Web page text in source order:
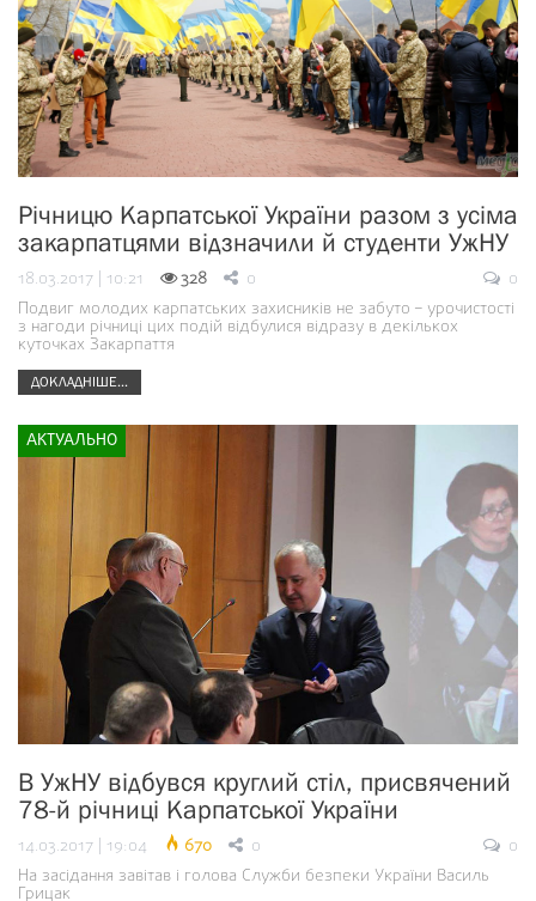
Річницю Карпатської України разом з усіма
закарпатцями відзначили й студенти УжНУ
18.03.2017 | 10:21 328 0
0
Подвиг молодих карпатських захисників не забуто – урочистості
з нагоди річниці цих подій відбулися відразу в декількох
куточках Закарпаття
ДОКЛАДНІШЕ...
АКТУАЛЬНО
В УжНУ відбувся круглий стіл, присвячений
78-й річниці Карпатської України
14.03.2017 | 19:04 670 0
0
На засідання завітав і голова Служби безпеки України Василь
Грицак